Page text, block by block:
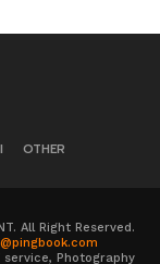
OTHER
All Right Reserved.
Photography